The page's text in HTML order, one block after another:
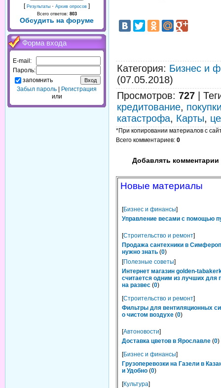
[ Результаты · Архив опросов ]
Всего ответов: 803
Обсудить на форуме
Форма входа
E-mail:
Пароль:
запомнить
Забыл пароль
Регистрация
или
Категория: Бизнес и
(07.05.2018)
Просмотров: 727
кредитование,
катастрофа, Карты,
*При копировании материалов с
Всего комментариев: 0
Добавлять комментарии
Новые материалы
[Бизнес и финансы]
Управление весами с помощью
[Строительство и ремонт]
Продажа сантехники в
нужно знать (0)
[Полезные советы]
Интернет магазин golden-
считается одним из лучших для
на развес (0)
[Строительство и ремонт]
Фильтры для вентиляционных
о чистом воздухе (0)
[Автоновости]
Доставка цветов в Ярославле (0)
[Бизнес и финансы]
Грузоперевозки на Газели в
и Удобно (0)
[Культура]